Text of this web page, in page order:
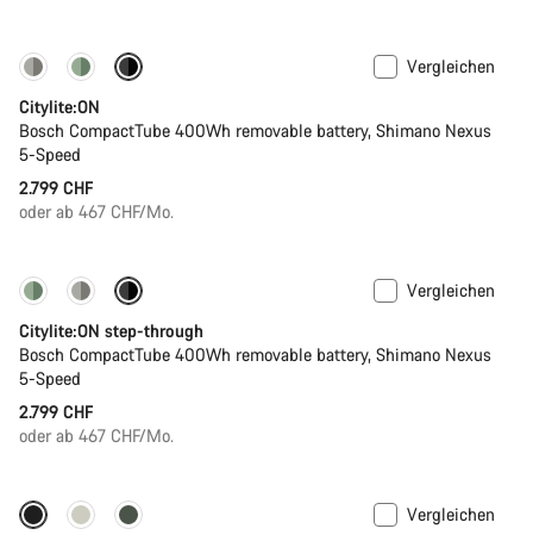
Performance Line
Vergleichen
Citylite:ON
Bosch CompactTube 400Wh removable battery, Shimano Nexus
5-Speed
2.799 CHF
oder ab 467 CHF/Mo.
Performance Line
Vergleichen
Citylite:ON step-through
Bosch CompactTube 400Wh removable battery, Shimano Nexus
5-Speed
2.799 CHF
oder ab 467 CHF/Mo.
Neue Verfügbarkeiten
Vergleichen